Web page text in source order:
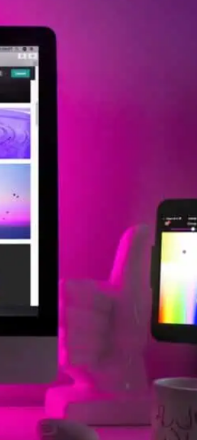
Offerte aanvragen